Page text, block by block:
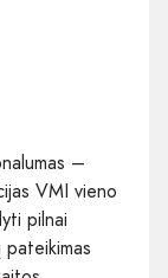
–
VMI vieno
pilnai